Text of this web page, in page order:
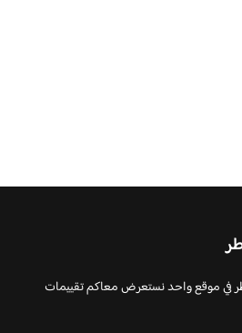
في موقع واحد نستعرض معاكم تقييمات